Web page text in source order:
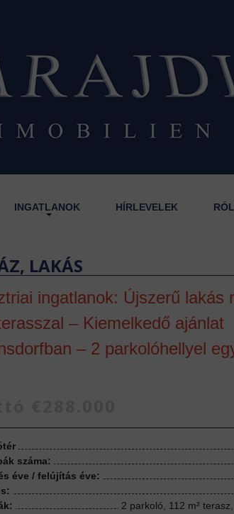
INGATLANOK HÍRLEVELEK
LAKÁS
ingatlanok: Újszerű lakás
– Kiemelkedő ajánlat
– 2 parkolóhellyel
száma:
éve / felújítás éve:
2 parkoló, 112 m²